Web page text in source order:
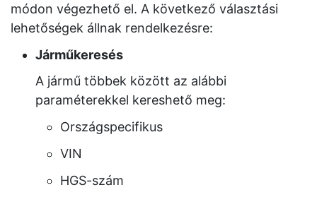
módon végezhető el. A következő választási
lehetőségek állnak rendelkezésre:
Járműkeresés
A jármű többek között az alábbi
paraméterekkel kereshető meg:
Országspecifikus
VIN
HGS-szám